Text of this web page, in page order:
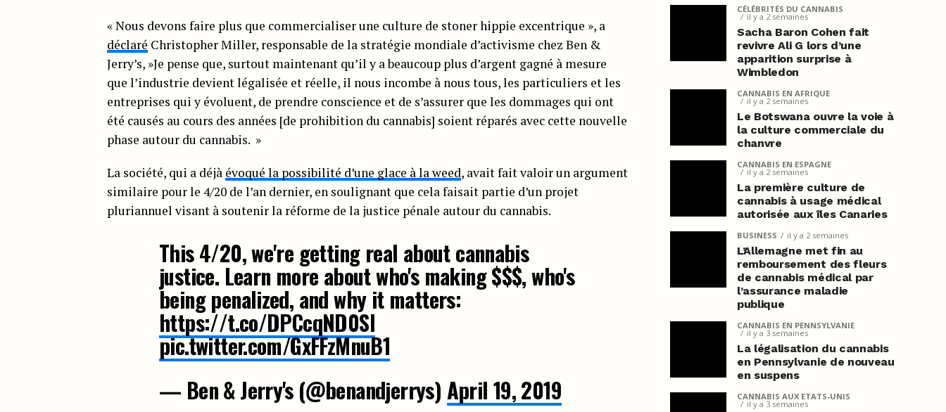
« Nous devons faire plus que commercialiser une culture de stoner hippie excentrique », a
déclaré Christopher Miller, responsable de la stratégie mondiale d’activisme chez Ben &
Jerry’s, »Je pense que, surtout maintenant qu’il y a beaucoup plus d’argent gagné à mesure
que l’industrie devient légalisée et réelle, il nous incombe à nous tous, les particuliers et les
entreprises qui y évoluent, de prendre conscience et de s’assurer que les dommages qui ont
été causés au cours des années [de prohibition du cannabis] soient réparés avec cette nouvelle
phase autour du cannabis. »
La société, qui a déjà évoqué la possibilité d’une glace à la weed, avait fait valoir un argument
similaire pour le 4/20 de l’an dernier, en soulignant que cela faisait partie d’un projet
pluriannuel visant à soutenir la réforme de la justice pénale autour du cannabis.
This 4/20, we're getting real about cannabis
justice. Learn more about who's making $$$, who's
being penalized, and why it matters:
https://t.co/DPCcqND0SI
pic.twitter.com/GxFFzMnuB1
— Ben & Jerry's (@benandjerrys) April 19, 2019
CÉLÉBRITÉS DU CANNABIS
il y a 2 semaines
Sacha Baron Cohen fait
revivre Ali G lors d’une
apparition surprise à
Wimbledon
CANNABIS EN AFRIQUE
il y a 2 semaines
Le Botswana ouvre la voie à
la culture commerciale du
chanvre
CANNABIS EN ESPAGNE
il y a 2 semaines
La première culture de
cannabis à usage médical
autorisée aux îles Canaries
BUSINESS il y a 2 semaines
L’Allemagne met fin au
remboursement des fleurs
de cannabis médical par
l’assurance maladie
publique
CANNABIS EN PENNSYLVANIE
il y a 3 semaines
La légalisation du cannabis
en Pennsylvanie de nouveau
en suspens
CANNABIS AUX ETATS-UNIS
il y a 3 semaines